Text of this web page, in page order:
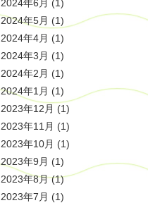
2024年6月 (1)
2024年5月 (1)
2024年4月 (1)
2024年3月 (1)
2024年2月 (1)
2024年1月 (1)
2023年12月 (1)
2023年11月 (1)
2023年10月 (1)
2023年9月 (1)
2023年8月(1)
2023年7月 (1)